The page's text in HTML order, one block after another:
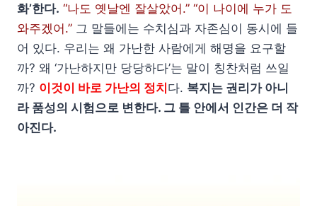
화’한다. “나도 옛날엔 잘살았어.” “이 나이에 누가 도
와주겠어.” 그 말들에는 수치심과 자존심이 동시에 들
어 있다. 우리는 왜 가난한 사람에게 해명을 요구할
까? 왜 ‘가난하지만 당당하다’는 말이 칭찬처럼 쓰일
까? 이것이 바로 가난의 정치다. 복지는 권리가 아니
라 품성의 시험으로 변한다. 그 틀 안에서 인간은 더 작
아진다.